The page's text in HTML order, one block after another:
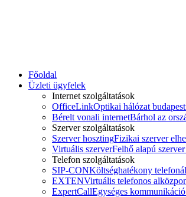
Főoldal
Üzleti ügyfelek
Internet szolgáltatások
OfficeLinkOptikai hálózat
Bérelt vonali internetBárhol az
Szerver szolgáltatások
Szerver hosztingFizikai szerver
Virtuális szerverFelhő alapú
Telefon szolgáltatások
SIP-CONKöltséghatékony
EXTENVirtuális telefonos
ExpertCallEgységes